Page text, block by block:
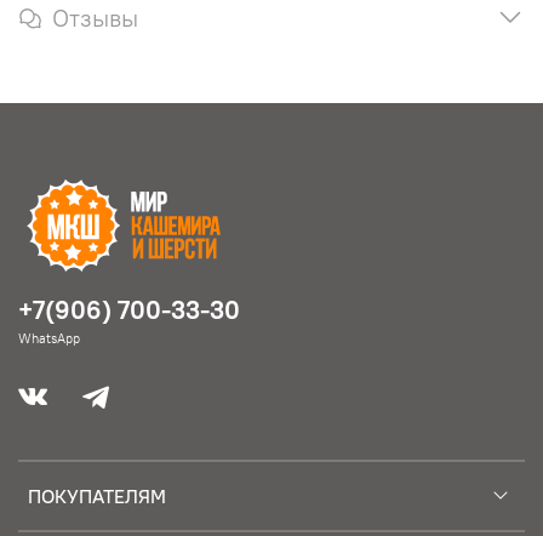
Отзывы
ПОКУПАТЕЛЯМ
+7(906) 700-33-30
WhatsApp